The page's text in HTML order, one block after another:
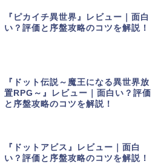
『ピカイチ異世界』レビュー｜面白
い？評価と序盤攻略のコツを解説！
『ドット伝説～魔王になる異世界放
置RPG～』レビュー｜面白い？評価
と序盤攻略のコツを解説！
『ドットアビス』レビュー｜面白
い？評価と序盤攻略のコツを解説！